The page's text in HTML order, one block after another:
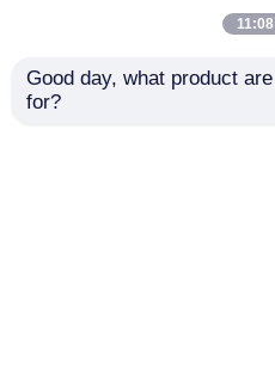
контактные
Good day, what product
for?